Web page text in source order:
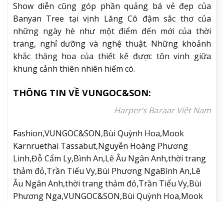
Show diễn cũng góp phần quảng bá vẻ đẹp của
Banyan Tree tại vịnh Lăng Cô đậm sắc thơ của
những ngày hè như một điểm đến mới của thời
trang, nghỉ dưỡng và nghệ thuật. Những khoảnh
khắc thăng hoa của thiết kế được tôn vinh giữa
khung cảnh thiên nhiên hiếm có.
THÔNG TIN VỀ VUNGOC&SON:
Harper’s Bazaar Việt Nam
Fashion,VUNGOC&SON,Bùi Quỳnh Hoa,Mook
Karnruethai Tassabut,Nguyễn Hoàng Phương
Linh,Đỗ Cẩm Ly,Bình An,Lê Âu Ngân Anh,thời trang
thảm đỏ,Trần Tiểu Vy,Bùi Phương NgaBình An,Lê
Âu Ngân Anh,thời trang thảm đỏ,Trần Tiểu Vy,Bùi
Phương Nga,VUNGOC&SON,Bùi Quỳnh Hoa,Mook